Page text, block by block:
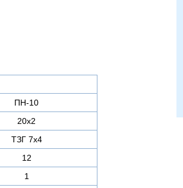
ПН-10
20х2
ТЗГ 7х4
12
1